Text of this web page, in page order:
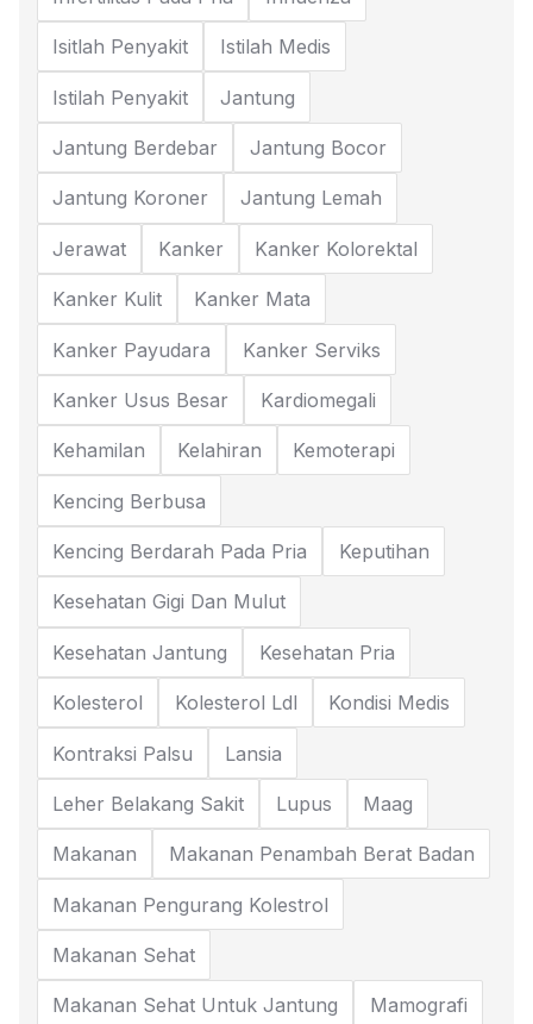
Isitlah Penyakit Istilah Medis
Istilah Penyakit Jantung
Jantung Berdebar Jantung Bocor
Jantung Koroner Jantung Lemah
Jerawat Kanker Kanker Kolorektal
Kanker Kulit Kanker Mata
Kanker Payudara Kanker Serviks
Kanker Usus Besar Kardiomegali
Kehamilan Kelahiran Kemoterapi
Kencing Berbusa
Kencing Berdarah Pada Pria Keputihan
Kesehatan Gigi Dan Mulut
Kesehatan Jantung Kesehatan Pria
Kolesterol Kolesterol Ldl Kondisi Medis
Kontraksi Palsu Lansia
Leher Belakang Sakit Lupus Maag
Makanan Makanan Penambah Berat Badan
Makanan Pengurang Kolestrol
Makanan Sehat
Makanan Sehat Untuk Jantung Mamografi